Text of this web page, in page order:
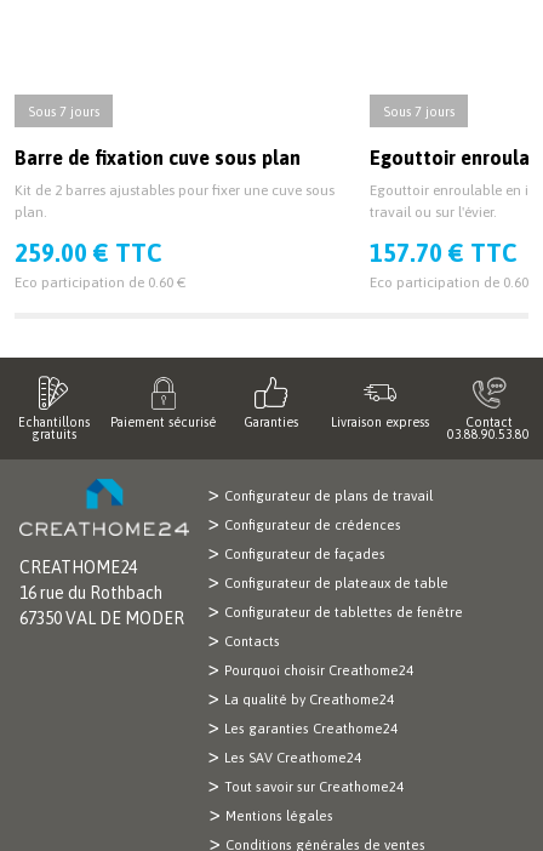
Sous 7 jours
Barre de fixation cuve sous plan
Kit de 2 barres ajustables pour fixer une cuve sous
plan.
259.00 € TTC
Eco participation de 0.60 €
Sous 7 jours
Egouttoir
Egouttoir enroulable en
travail ou sur l'évier.
157.70 € TTC
Eco participation de 0.60 €
Echantillons
gratuits
Paiement sécurisé Garanties Livraison express
Contact
03.88.90.53.80
CREATHOME24
16 rue du Rothbach
67350 VAL DE MODER
Configurateur de plans de travail
Configurateur de crédences
Configurateur de façades
Configurateur de plateaux de table
Configurateur de tablettes de fenêtre
Contacts
Pourquoi choisir Creathome24
La qualité by Creathome24
Les garanties Creathome24
Les SAV Creathome24
Tout savoir sur Creathome24
Mentions légales
Conditions générales de ventes